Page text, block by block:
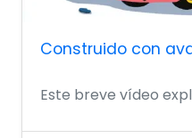
Construido con
Este breve vídeo